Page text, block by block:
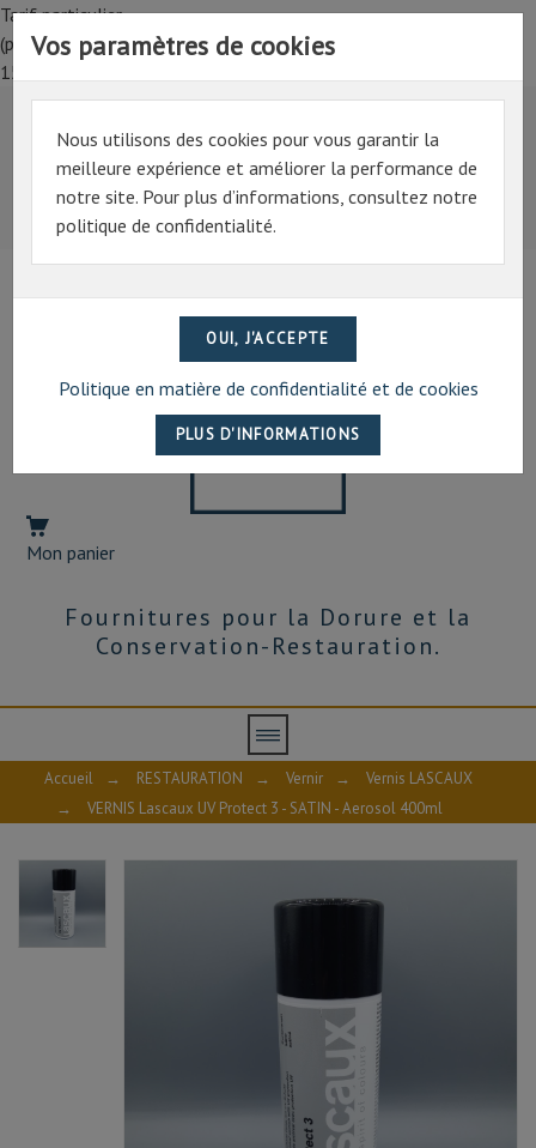
Tarif particulier,
(professionnel, connectez-vous pour bénéficier de la remise de
15%)
Tarif particulier,
(professionnel, connectez-vous pour bénéficier de la
remise de 15%)
07 69 94 13 47
Mon panier
Fournitures pour la Dorure et la
Conservation-Restauration.
Vos paramètres de cookies
Nous utilisons des cookies pour vous garantir la
meilleure expérience et améliorer la performance de
notre site. Pour plus d’informations, consultez notre
politique de confidentialité.
Politique en matière de confidentialité et de cookies
Accueil → RESTAURATION → Vernir →
Vernis LASCAUX
→
VERNIS Lascaux UV Protect 3 - SATIN - Aerosol 400ml